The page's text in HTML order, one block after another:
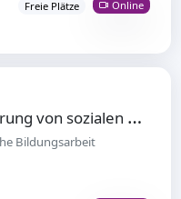
Freie Plätze Online
G
reift Brüssel durch? Regulierung von sozialen Medien in der EU
Bildungsarbeit